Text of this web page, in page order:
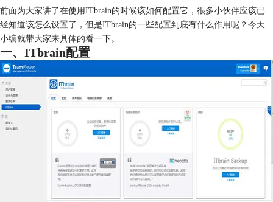
购买
案例
服务
前面为大家讲了在使用ITbrain的时候该如何配置它，很多小伙伴应该已
经知道该怎么设置了，但是ITbrain的一些配置到底有什么作用呢？今天
小编就带大家来具体的看一下。
一、ITbrain配置